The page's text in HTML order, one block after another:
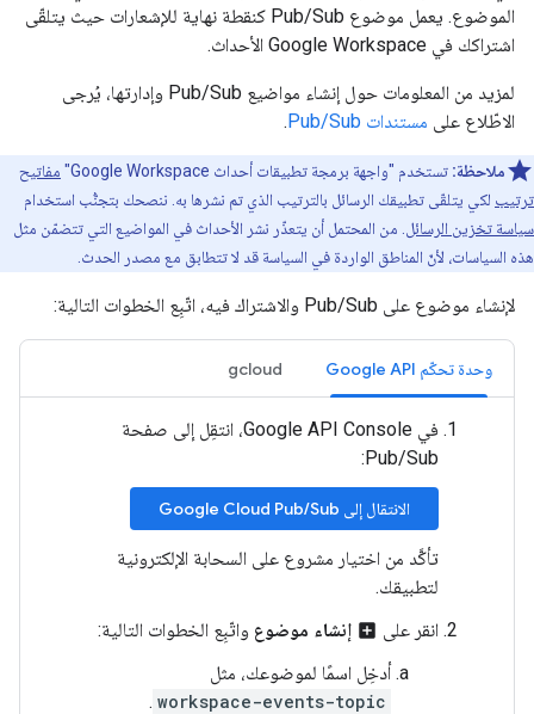
الموضوع. يعمل موضوع Pub/Sub كنقطة نهاية للإشعارات حيث يتلقّى
اشتراكك في Google Workspace الأحداث.
لمزيد من المعلومات حول إنشاء مواضيع Pub/Sub وإدارتها، يُرجى
الاطّلاع على مستندات Pub/Sub .
ملاحظة: تستخدم "واجهة برمجة تطبيقات أحداث Google Workspace"
مفاتيح
ترتيب لكي يتلقّى تطبيقك الرسائل بالترتيب الذي تم نشرها به. ننصحك بتجنُّب استخدام
سياسة تخزين الرسائل
. من المحتمل أن يتعذّر نشر الأحداث في المواضيع التي تتضمّن مثل
هذه السياسات، لأنّ المناطق الواردة في السياسة قد لا تتطابق مع مصدر الحدث.
لإنشاء موضوع على Pub/Sub والاشتراك فيه، اتّبِع الخطوات التالية:
وحدة تحكّم Google API gcloud
في Google API Console، انتقِل إلى صفحة
Pub/Sub:
الانتقال إلى Google Cloud Pub/Sub
تأكَّد من اختيار مشروع على السحابة الإلكترونية
لتطبيقك.
انقر على add_box إنشاء موضوع واتّبِع الخطوات التالية:
أدخِل اسمًا لموضوعك، مثل
workspace-events-topic
.